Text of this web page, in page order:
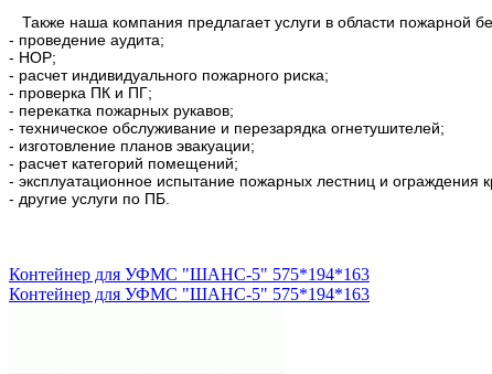
Также наша компания предлагает услуги в области пожарной
- проведение аудита;
- НОР;
- расчет индивидуального пожарного риска;
- проверка ПК и ПГ;
- перекатка пожарных рукавов;
- техническое обслуживание и перезарядка огнетушителей;
- изготовление планов эвакуации;
- расчет категорий помещений;
- эксплуатационное испытание пожарных лестниц и ограждения
- другие услуги по ПБ.
Контейнер для УФМС "ШАНС-5" 575*194*163
Контейнер для УФМС "ШАНС-5" 575*194*163